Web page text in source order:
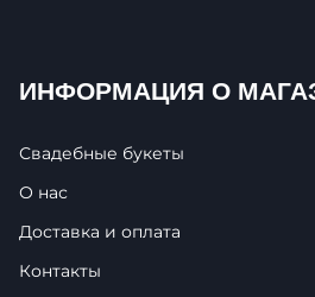
ИНФОРМАЦИЯ О
Свадебные букеты
О нас
Доставка и оплата
Контакты